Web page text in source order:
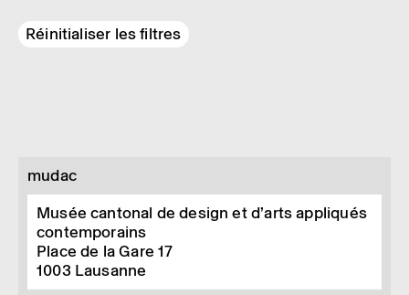
Réinitialiser les filtres
mudac
Musée cantonal de design et d’arts appliqués
contemporains
Place de la Gare 17
1003 Lausanne